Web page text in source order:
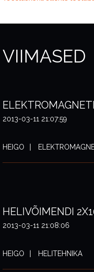
VIIMASED
2013-03-11 21:07:59
HEIGO
HELIVÕIMENDI
2013-03-11 21:08:06
HEIGO HELITEHNIKA